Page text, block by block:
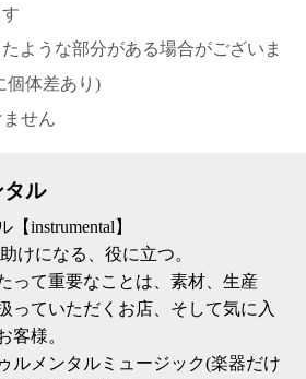
ような部分がある場合がございま
個体差あり)
せん
タル
instrumental】
けになる、役に立つ。
って重要なことは、素材、生産
っていただくお店、そして気に入
客様。
ルメンタルミュージック(楽器だけ